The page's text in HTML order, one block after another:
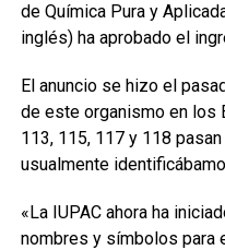
de Química Pura y
inglés) ha aprobado el
El anuncio se hizo el
de este organismo en los
113, 115, 117 y 118
usualmente
«La IUPAC ahora ha
nombres y símbolos para